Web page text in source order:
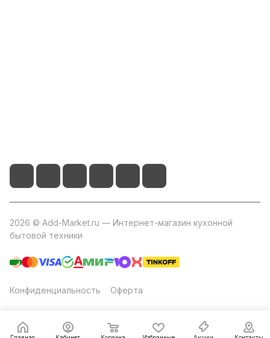
2026 © Add-Market.ru — Интернет-магазин кухонной
бытовой техники
Конфиденциальность Оферта